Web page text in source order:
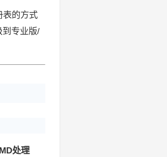
表的方式
到专业版/
处理